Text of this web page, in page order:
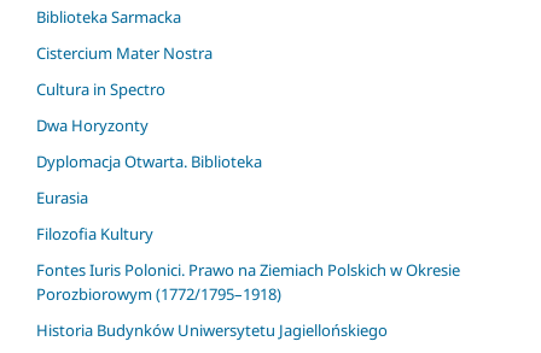
Biblioteka Sarmacka
Cistercium Mater Nostra
Cultura in Spectro
Dwa Horyzonty
Dyplomacja Otwarta. Biblioteka
Eurasia
Filozofia Kultury
Fontes Iuris Polonici. Prawo na Ziemiach Polskich w Okresie
Porozbiorowym (1772/1795–1918)
Historia Budynków Uniwersytetu Jagiellońskiego